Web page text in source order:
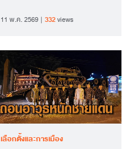
กม.
11 พ.ค. 2569 332views
เลือกตั้งและการเมือง